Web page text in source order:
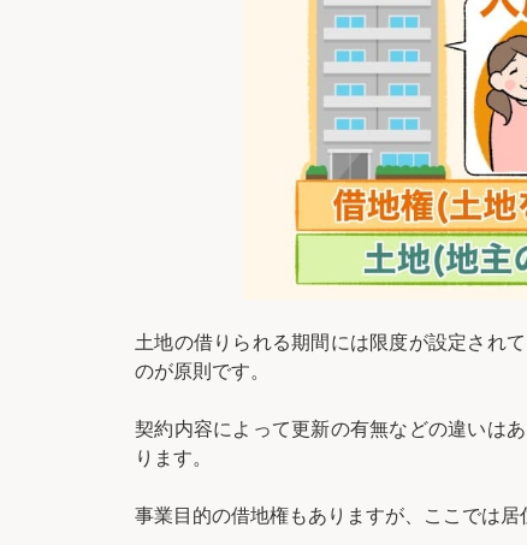
土地の借りられる期間には限度が設定され
のが原則です。
契約内容によって更新の有無などの違いは
ります。
事業目的の借地権もありますが、ここでは